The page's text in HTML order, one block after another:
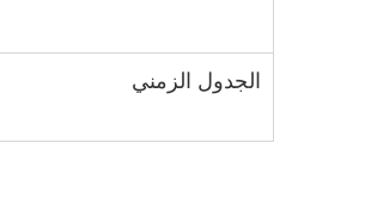
الجدول الزمني